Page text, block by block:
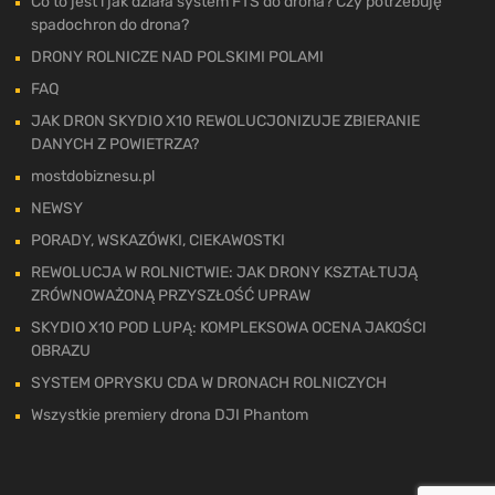
spadochron do drona?
DRONY ROLNICZE NAD POLSKIMI POLAMI
FAQ
JAK DRON SKYDIO X10 REWOLUCJONIZUJE ZBIERANIE
DANYCH Z POWIETRZA?
mostdobiznesu.pl
NEWSY
PORADY, WSKAZÓWKI, CIEKAWOSTKI
REWOLUCJA W ROLNICTWIE: JAK DRONY KSZTAŁTUJĄ
ZRÓWNOWAŻONĄ PRZYSZŁOŚĆ UPRAW
SKYDIO X10 POD LUPĄ: KOMPLEKSOWA OCENA JAKOŚCI
OBRAZU
SYSTEM OPRYSKU CDA W DRONACH ROLNICZYCH
Wszystkie premiery drona DJI Phantom